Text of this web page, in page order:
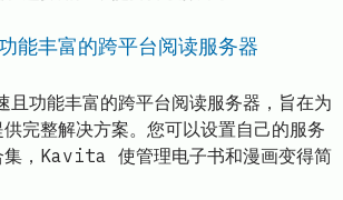
丰富的跨平台阅读服务器
功能丰富的跨平台阅读服务器，旨在为
完整解决方案。您可以设置自己的服务
集，Kavita 使管理电子书和漫画变得简